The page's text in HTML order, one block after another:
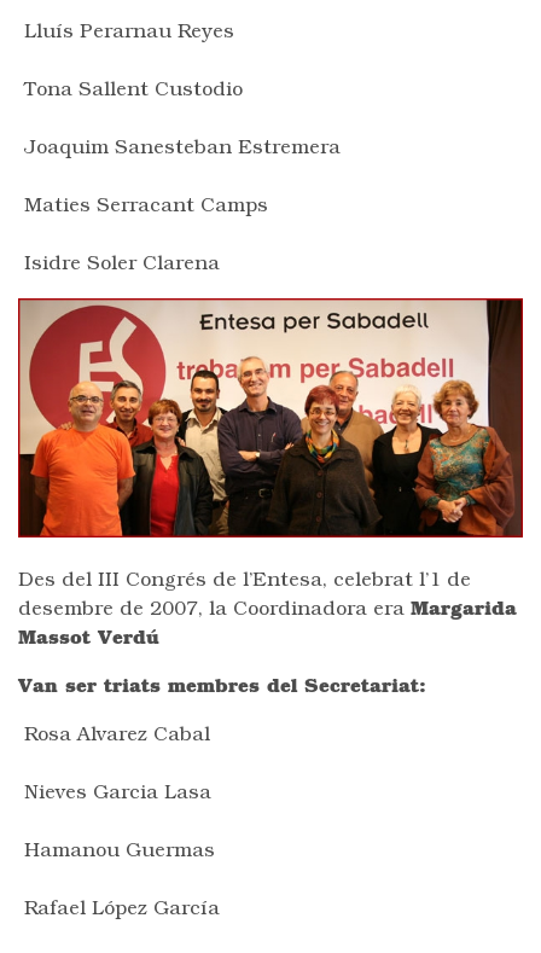
Lluís Perarnau Reyes
Tona Sallent Custodio
Joaquim Sanesteban Estremera
Maties Serracant Camps
Isidre Soler Clarena
Des del III Congrés de l’Entesa, celebrat l’1 de
desembre de 2007, la Coordinadora era Margarida
Massot Verdú
Van ser triats membres del Secretariat:
Rosa Alvarez Cabal
Nieves Garcia Lasa
Hamanou Guermas
Rafael López García